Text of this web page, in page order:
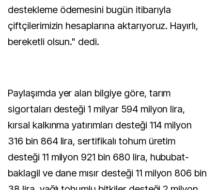
destekleme ödemesini bugün itibarıyla
çiftçilerimizin hesaplarına aktarıyoruz. Hayırlı,
bereketli olsun." dedi.
Paylaşımda yer alan bilgiye göre, tarım
sigortaları desteği 1 milyar 594 milyon lira,
kırsal kalkınma yatırımları desteği 114 milyon
316 bin 864 lira, sertifikalı tohum üretim
desteği 11 milyon 921 bin 680 lira, hububat-
baklagil ve dane mısır desteği 11 milyon 806 bin